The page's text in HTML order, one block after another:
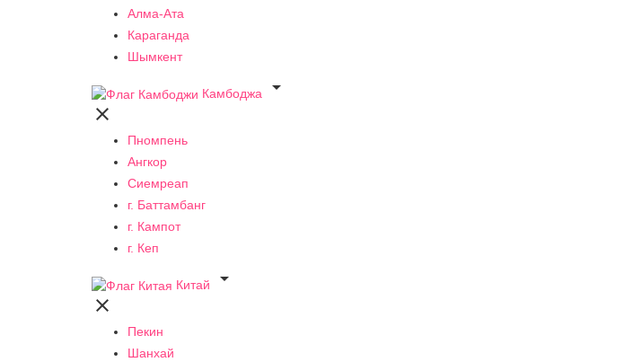
Алма-Ата
Караганда
Шымкент
Камбоджа


Пномпень
Ангкор
Сиемреап
г. Баттамбанг
г. Кампот
г. Кеп
Китай


Пекин
Шанхай